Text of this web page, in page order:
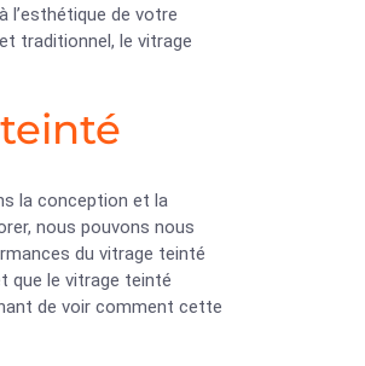
l’esthétique de votre
traditionnel, le vitrage
la conception et la
nous pouvons nous
du vitrage teinté
que le vitrage teinté
de voir comment cette